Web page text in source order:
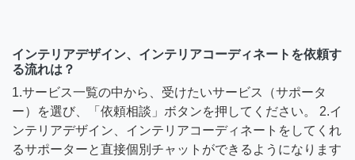
インテリアデザイン、インテリアコーディネートを依頼す
る流れは？
1.サービス一覧の中から、受けたいサービス（サポータ
ー）を選び、「依頼相談」ボタンを押してください。 2.イ
ンテリアデザイン、インテリアコーディネートをしてくれ
るサポーターと直接個別チャットができるようになります